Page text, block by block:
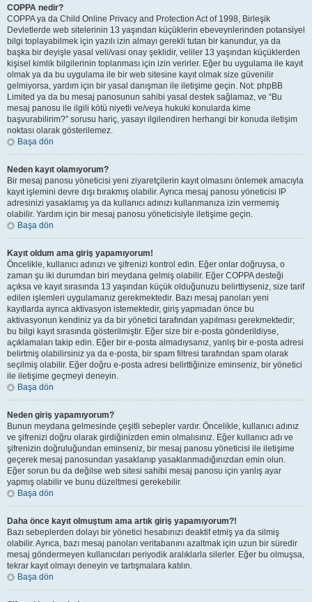
COPPA nedir?
COPPA ya da Child Online Privacy and Protection Act of 1998, Birleşik
Devletlerde web sitelerinin 13 yaşından küçüklerin ebeveynlerinden potansiyel
bilgi toplayabilmek için yazılı izin almayı gerekli tutan bir kanundur, ya da
başka bir deyişle yasal veli/vasi onay şeklidir, veliler 13 yaşından küçüklerden
kişisel kimlik bilgilerinin toplanması için izin verirler. Eğer bu uygulama ile kayıt
olmak ya da bu uygulama ile bir web sitesine kayıt olmak size güvenilir
gelmiyorsa, yardım için bir yasal danışman ile iletişime geçin. Not: phpBB
Limited ya da bu mesaj panosunun sahibi yasal destek sağlamaz, ve “Bu
mesaj panosu ile ilgili kötü niyetli ve/veya hukuki konularda kime
başvurabilirim?” sorusu hariç, yasayı ilgilendiren herhangi bir konuda iletişim
noktası olarak gösterilemez.
Başa dön
Neden kayıt olamıyorum?
Bir mesaj panosu yöneticisi yeni ziyaretçilerin kayıt olmasını önlemek amacıyla
kayıt işlemini devre dışı bırakmış olabilir. Ayrıca mesaj panosu yöneticisi IP
adresinizi yasaklamış ya da kullanıcı adınızı kullanmanıza izin vermemiş
olabilir. Yardım için bir mesaj panosu yöneticisiyle iletişime geçin.
Başa dön
Kayıt oldum ama giriş yapamıyorum!
Öncelikle, kullanıcı adınızı ve şifrenizi kontrol edin. Eğer onlar doğruysa, o
zaman şu iki durumdan biri meydana gelmiş olabilir. Eğer COPPA desteği
açıksa ve kayıt sırasında 13 yaşından küçük olduğunuzu belirttiyseniz, size tarif
edilen işlemleri uygulamanız gerekmektedir. Bazı mesaj panoları yeni
kayıtlarda ayrıca aktivasyon istemektedir, giriş yapmadan önce bu
aktivasyonun kendiniz ya da bir yönetici tarafından yapılması gerekmektedir;
bu bilgi kayıt sırasında gösterilmiştir. Eğer size bir e-posta gönderildiyse,
açıklamaları takip edin. Eğer bir e-posta almadıysanız, yanlış bir e-posta adresi
belirtmiş olabilirsiniz ya da e-posta, bir spam filtresi tarafından spam olarak
seçilmiş olabilir. Eğer doğru e-posta adresi belirttiğinize eminseniz, bir yönetici
ile iletişime geçmeyi deneyin.
Başa dön
Neden giriş yapamıyorum?
Bunun meydana gelmesinde çeşitli sebepler vardır. Öncelikle, kullanıcı adınız
ve şifrenizi doğru olarak girdiğinizden emin olmalısınız. Eğer kullanıcı adı ve
şifrenizin doğruluğundan eminseniz, bir mesaj panosu yöneticisi ile iletişime
geçerek mesaj panosundan yasaklanıp yasaklanmadığınızdan emin olun.
Eğer sorun bu da değilse web sitesi sahibi mesaj panosu için yanlış ayar
yapmış olabilir ve bunu düzeltmesi gerekebilir.
Başa dön
Daha önce kayıt olmuştum ama artık giriş yapamıyorum?!
Bazı sebeplerden dolayı bir yönetici hesabınızı deaktif etmiş ya da silmiş
olabilir. Ayrıca, bazı mesaj panoları veritabanını azaltmak için uzun bir süredir
mesaj göndermeyen kullanıcıları periyodik aralıklarla silerler. Eğer bu olmuşsa,
tekrar kayıt olmayı deneyin ve tartışmalara katılın.
Başa dön